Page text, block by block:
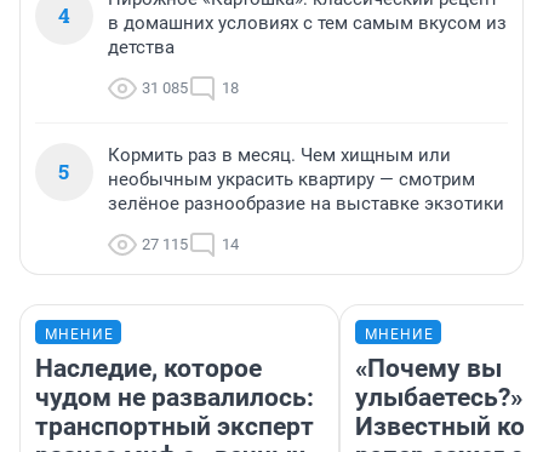
4
в домашних условиях с тем самым вкусом из
детства
31 085 18
5
Кормить раз в месяц. Чем хищным или
необычным украсить квартиру — смотрим
зелёное разнообразие на выставке экзотики
27 115 14
МНЕНИЕ
Наследие, которое
чудом не развалилось:
транспортный эксперт
МНЕНИЕ
«Почему вы
улыбаетесь?»
Известный